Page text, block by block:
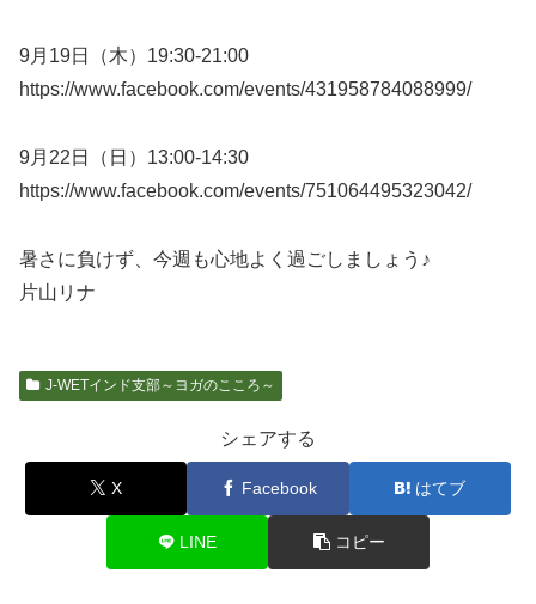
9月19日（木）19:30-21:00
https://www.facebook.com/events/431958784088999/
9月22日（日）13:00-14:30
https://www.facebook.com/events/751064495323042/
暑さに負けず、今週も心地よく過ごしましょう♪
片山リナ
J-WETインド支部～ヨガのこころ～
シェアする
X Facebook はてブ
LINE コピー